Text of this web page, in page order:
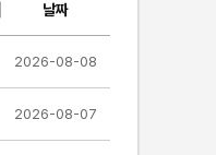
날짜
2026-08-08
2026-08-07